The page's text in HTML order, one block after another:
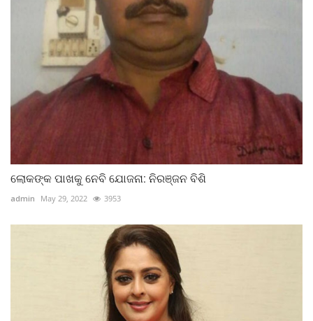
ଲୋକଙ୍କ ପାଖକୁ ନେବି ଯୋଜନା: ନିରଞ୍ଜନ ବିଶି
admin May 29, 2022 3953